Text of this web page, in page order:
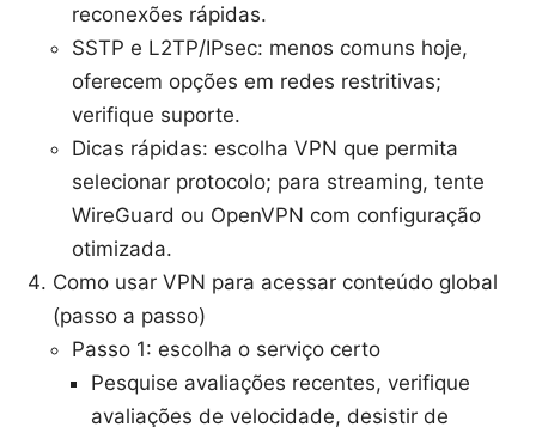
reconexões rápidas.
SSTP e L2TP/IPsec: menos comuns hoje,
oferecem opções em redes restritivas;
verifique suporte.
Dicas rápidas: escolha VPN que permita
selecionar protocolo; para streaming, tente
WireGuard ou OpenVPN com configuração
otimizada.
Como usar VPN para acessar conteúdo global
(passo a passo)
Passo 1: escolha o serviço certo
Pesquise avaliações recentes, verifique
avaliações de velocidade, desistir de